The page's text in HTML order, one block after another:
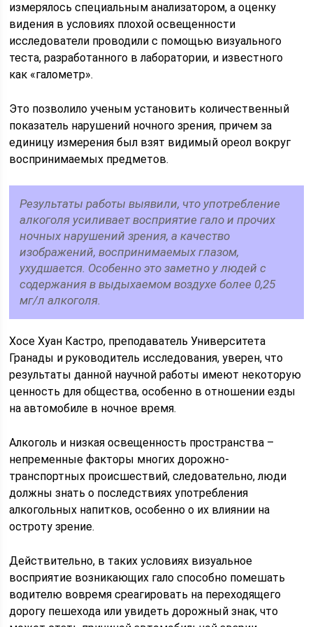
измерялось специальным анализатором, а оценку
видения в условиях плохой освещенности
исследователи проводили с помощью визуального
теста, разработанного в лаборатории, и известного
как «галометр».
Это позволило ученым установить количественный
показатель нарушений ночного зрения, причем за
единицу измерения был взят видимый ореол вокруг
воспринимаемых предметов.
Результаты работы выявили, что употребление
алкоголя усиливает восприятие гало и прочих
ночных нарушений зрения, а качество
изображений, воспринимаемых глазом,
ухудшается. Особенно это заметно у людей с
содержания в выдыхаемом воздухе более 0,25
мг/л алкоголя.
Хосе Хуан Кастро, преподаватель Университета
Гранады и руководитель исследования, уверен, что
результаты данной научной работы имеют некоторую
ценность для общества, особенно в отношении езды
на автомобиле в ночное время.
Алкоголь и низкая освещенность пространства –
непременные факторы многих дорожно-
транспортных происшествий, следовательно, люди
должны знать о последствиях употребления
алкогольных напитков, особенно о их влиянии на
остроту зрение.
Действительно, в таких условиях визуальное
восприятие возникающих гало способно помешать
водителю вовремя среагировать на переходящего
дорогу пешехода или увидеть дорожный знак, что